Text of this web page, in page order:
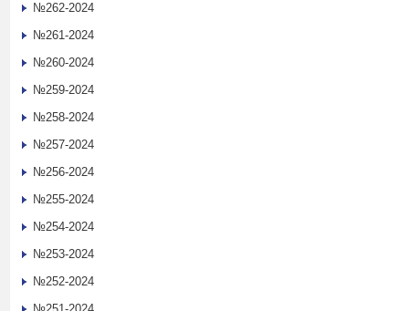
№262-2024
№261-2024
№260-2024
№259-2024
№258-2024
№257-2024
№256-2024
№255-2024
№254-2024
№253-2024
№252-2024